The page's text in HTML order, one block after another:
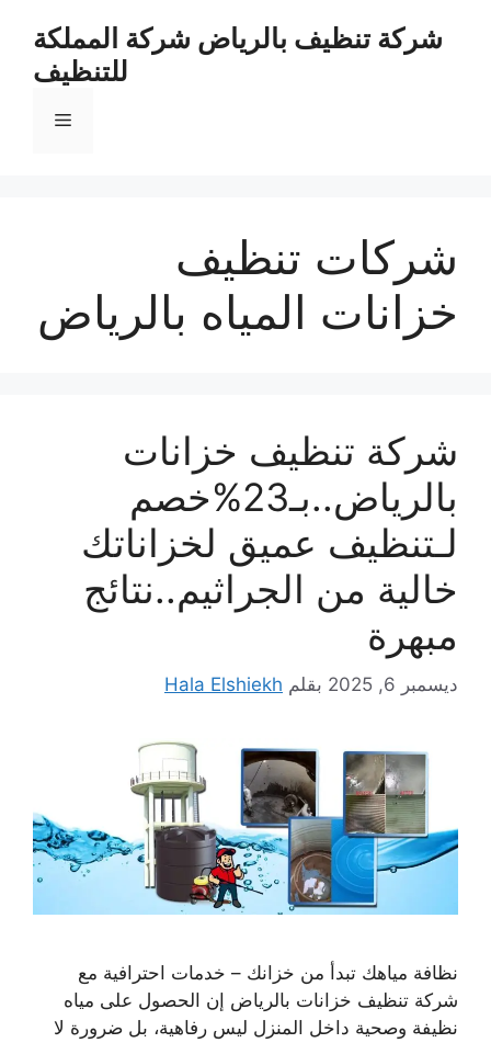
شركة تنظيف بالرياض شركة المملكة
للتنظيف
القائمة
شركات تنظيف
خزانات المياه بالرياض
شركة تنظيف خزانات
بالرياض..بـ23%خصم
لـتنظيف عميق لخزاناتك
خالية من الجراثيم..نتائج
مبهرة
ديسمبر 6, 2025 بقلم Hala Elshiekh
نظافة مياهك تبدأ من خزانك – خدمات احترافية مع
شركة تنظيف خزانات بالرياض إن الحصول على مياه
نظيفة وصحية داخل المنزل ليس رفاهية، بل ضرورة لا